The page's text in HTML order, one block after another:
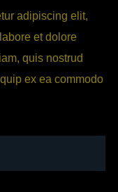
adipiscing elit,
et dolore
quis nostrud
ex ea commodo